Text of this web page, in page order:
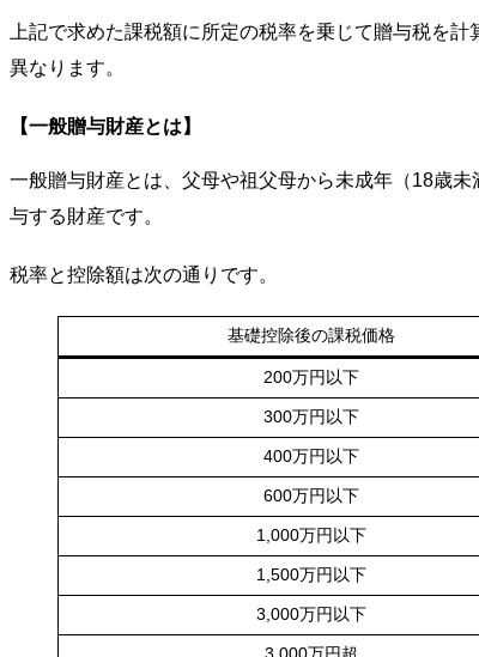
上記で求めた課税額に所定の税率を乗じて贈与税を
異なります。
【一般贈与財産とは 】
一般贈与財産とは、父母や祖父母から未成年（18歳
与する財産です。
税率と控除額は次の通りです。
基礎控除後の課税価格
200万円以下
300万円以下
400万円以下
600万円以下
1,000万円以下
1,500万円以下
3,000万円以下